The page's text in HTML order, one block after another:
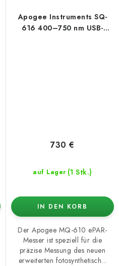
Apogee Instruments SQ-
616 400–750 nm USB-
auf Lager (1 Stk.)
730 €
IN DEN KORB
Der Apogee MQ-610 ePAR-
Messer ist speziell für die
präzise Messung des neuen
erweiterten fotosynthetisch...